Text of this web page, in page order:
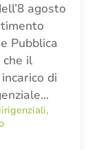
agosto
Pubblica
il
di
,